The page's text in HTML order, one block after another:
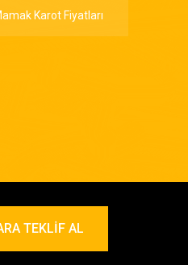
Karot Fiyatları
TEKLIF AL